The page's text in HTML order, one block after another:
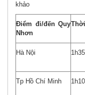
khảo
Điểm đi/đến Quy
Nhơn
Hà Nội
Tp Hồ Chí Minh